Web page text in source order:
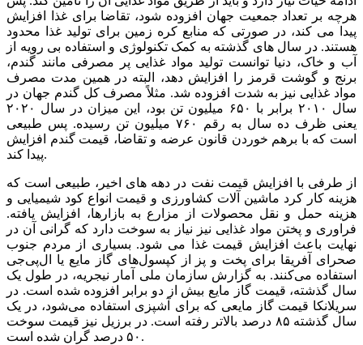
هرچه بر تعداد جمعیت جهان افزوده شود، تقاضا برای غذا افزایش
پیدا می کند، در صورتی که منابع کره زمین برای تولید غذا محدود
هستند. در سال های گذشته به کمک تکنولوژی و استفاده بی رویه از
آب و خاک، دنیا توانست تولید مواد غذایی پر مصرفی مانند گندم،
برنج و گوشت قرمز را افزایش دهد، البته در همین مدت مصرف
مواد غذایی نیز به شدت افزوده شد. مثلاً مصرف کل گندم جهان در
سال ۲۰۱۰ برابر با ۶۵۰ میلیون تن بود، این میزان در سال ۲۰۲۰
یعنی ظرف ده سال به رقم ۷۶۰ میلیون تن رسیده. پس طبیعی
است که با برهم خوردن قانون عرضه و تقاضا، قیمت گندم افزایش
پیدا کند.
از طرفی با افزایش قیمت نفت در دهه های اخیر، طبیعی است که
هزینه کار کرد ماشین آلات کشاورزی و قیمت انواع کود شیمیایی و
هزینه حمل و نقل محصولات از مزارع به بازارها، افزایش یافته.
فراوری و پختن مواد غذایی نیز نیاز به سوخت دارد که گرانی آن در
نهایت باعث افزایش قیمت غذا می شود. بسیاری از مردم جنوب
صحرای آفریقا برای پخت و پز از کپسول‌های گاز مایع یا ال‌پی‌جی
استفاده می‌کنند. به گزارش سازمان ملی آمار نیجریه، در طول یک
سال گذشته، قیمت گاز مایع بیش از دو برابر افزوده شده است. در
سریلانکا قیمت گاز مایعی که برای آشپزی استفاده می‌شود، در یک
سال گذشته ۸۵ درصد بالاتر رفته است. در برزیل نیز قیمت سوخت
۵۰ درصد گران شده است.